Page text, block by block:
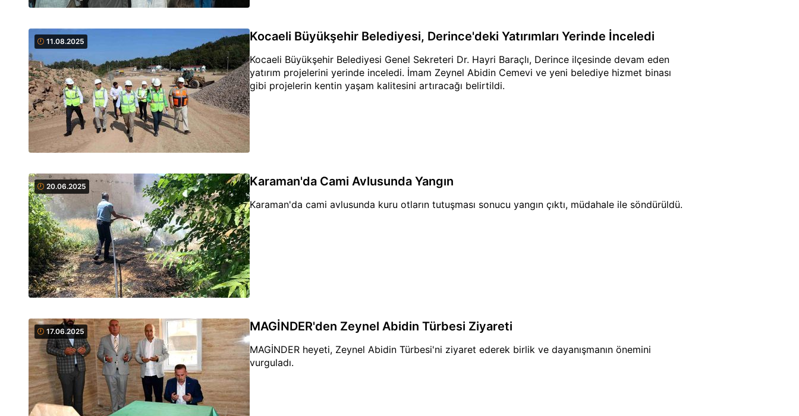
11.08.2025 Kocaeli Büyükşehir Belediyesi, Derince'deki Yatırımları Yerinde İnceledi
Kocaeli Büyükşehir Belediyesi Genel Sekreteri Dr. Hayri Baraçlı, Derince ilçesinde devam eden
yatırım projelerini yerinde inceledi. İmam Zeynel Abidin Cemevi ve yeni belediye hizmet binası
gibi projelerin kentin yaşam kalitesini artıracağı belirtildi.
20.06.2025 Karaman'da Cami Avlusunda Yangın
Karaman'da cami avlusunda kuru otların tutuşması sonucu yangın çıktı, müdahale ile söndürüldü.
17.06.2025 MAGİNDER'den Zeynel Abidin Türbesi Ziyareti
MAGİNDER heyeti, Zeynel Abidin Türbesi'ni ziyaret ederek birlik ve dayanışmanın önemini
vurguladı.